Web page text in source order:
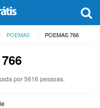
POEMAS POEMAS 766
por 5616 pessoas.